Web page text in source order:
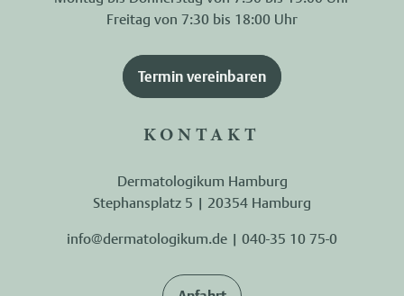
Freitag von 7:30 bis 18:00 Uhr
Termin vereinbaren
KONTAKT
Dermatologikum Hamburg
Stephansplatz 5 | 20354 Hamburg
info@dermatologikum.de | 040-35 10 75-0